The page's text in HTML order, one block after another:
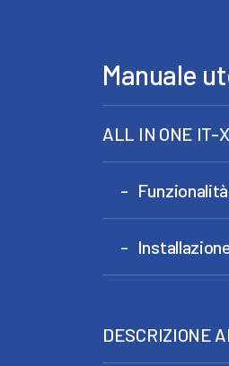
Manuale
ALL IN ONE IT-X
DESCRIZIONE